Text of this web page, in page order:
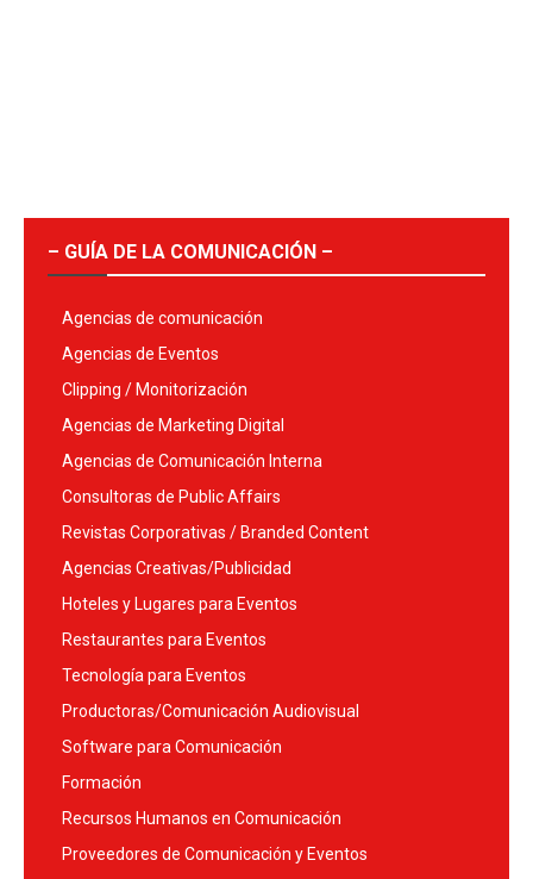
– GUÍA DE LA COMUNICACIÓN –
Agencias de comunicación
Agencias de Eventos
Clipping / Monitorización
Agencias de Marketing Digital
Agencias de Comunicación Interna
Consultoras de Public Affairs
Revistas Corporativas / Branded Content
Agencias Creativas/Publicidad
Hoteles y Lugares para Eventos
Restaurantes para Eventos
Tecnología para Eventos
Productoras/Comunicación Audiovisual
Software para Comunicación
Formación
Recursos Humanos en Comunicación
Proveedores de Comunicación y Eventos